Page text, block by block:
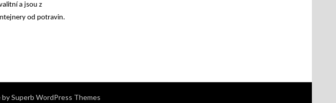
a jsou z
od potravin.
bySuperb WordPress Themes